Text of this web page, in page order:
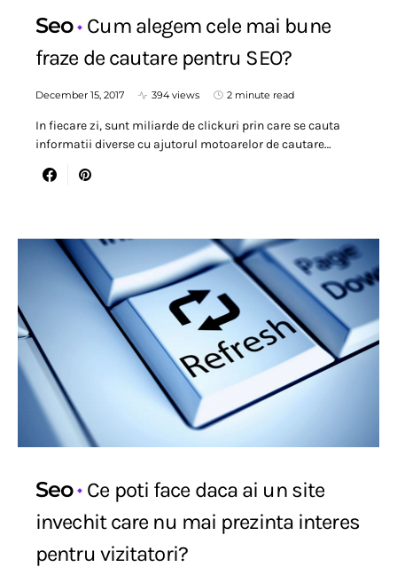
Seo Cum alegem cele mai bune
fraze de cautare pentru SEO?
December 15, 2017 394 views 2 minute read
In fiecare zi, sunt miliarde de clickuri prin care se cauta
informatii diverse cu ajutorul motoarelor de cautare…
Seo Ce poti face daca ai un site
invechit care nu mai prezinta interes
pentru vizitatori?